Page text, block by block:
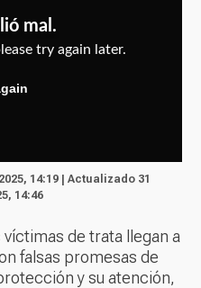
14:19 | Actualizado 31
14:46
de trata llegan a
falsas promesas de
y su atención,